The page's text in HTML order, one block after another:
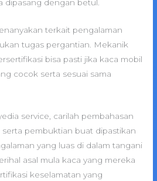
dipasang dengan betul.
terkait pengalaman
tugas pergantian. Mekanik
bisa pasti jika kaca mobil
cocok serta sesuai sama
service, carilah pembahasan
serta pembuktian buat dipastikan
yang luas di dalam tangani
asal mula kaca yang mereka
keselamatan yang